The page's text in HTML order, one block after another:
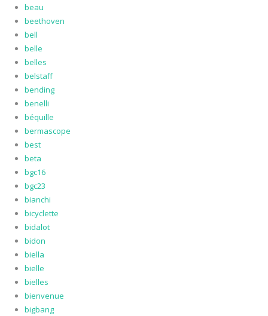
beau
beethoven
bell
belle
belles
belstaff
bending
benelli
béquille
bermascope
best
beta
bgc16
bgc23
bianchi
bicyclette
bidalot
bidon
biella
bielle
bielles
bienvenue
bigbang